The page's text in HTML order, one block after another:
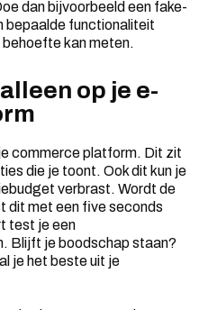
dan bijvoorbeeld een fake-
bepaalde functionaliteit
kan meten.
op je e-
commerce platform. Dit zit
die je toont. Ook dit kun je
verbrast. Wordt de
dit met een five seconds
test je een
Blijft je boodschap staan?
je het beste uit je